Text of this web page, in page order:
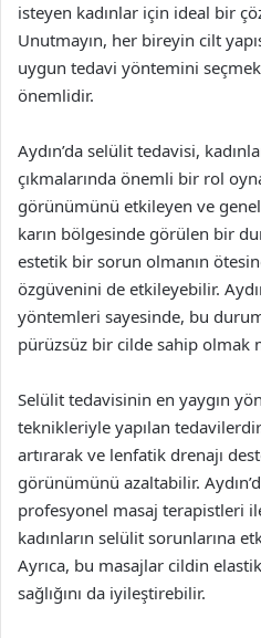
isteyen kadınlar için ideal bir
Unutmayın, her bireyin cilt
uygun tedavi yöntemini
önemlidir.
Aydın’da selülit tedavisi,
çıkmalarında önemli bir rol
görünümünü etkileyen ve
karın bölgesinde görülen bir
estetik bir sorun olmanın
özgüvenini de etkileyebilir.
yöntemleri sayesinde, bu
pürüzsüz bir cilde sahip olmak
Selülit tedavisinin en yaygın
teknikleriyle yapılan
artırarak ve lenfatik drenajı
görünümünü azaltabilir.
profesyonel masaj terapistleri
kadınların selülit sorunlarına
Ayrıca, bu masajlar cildin
sağlığını da iyileştirebilir.